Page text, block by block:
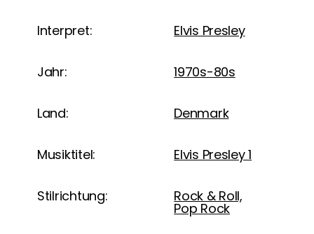
Interpret: Elvis Presley
Jahr: 1970s-80s
Land: Denmark
Musiktitel: Elvis Presley 1
Stilrichtung: Rock & Roll,
Pop Rock